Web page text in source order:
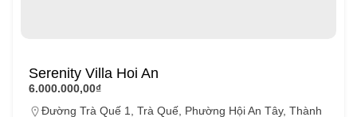
Serenity Villa Hoi An
6.000.000,00₫
Đường Trà Quế 1, Trà Quế, Phường Hội An Tây, Thành